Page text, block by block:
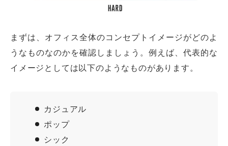
まずは、オフィス全体のコンセプトイメージがどのよ
うなものなのかを確認しましょう。例えば、代表的な
イメージとしては以下のようなものがあります。
カジュアル
ポップ
シック